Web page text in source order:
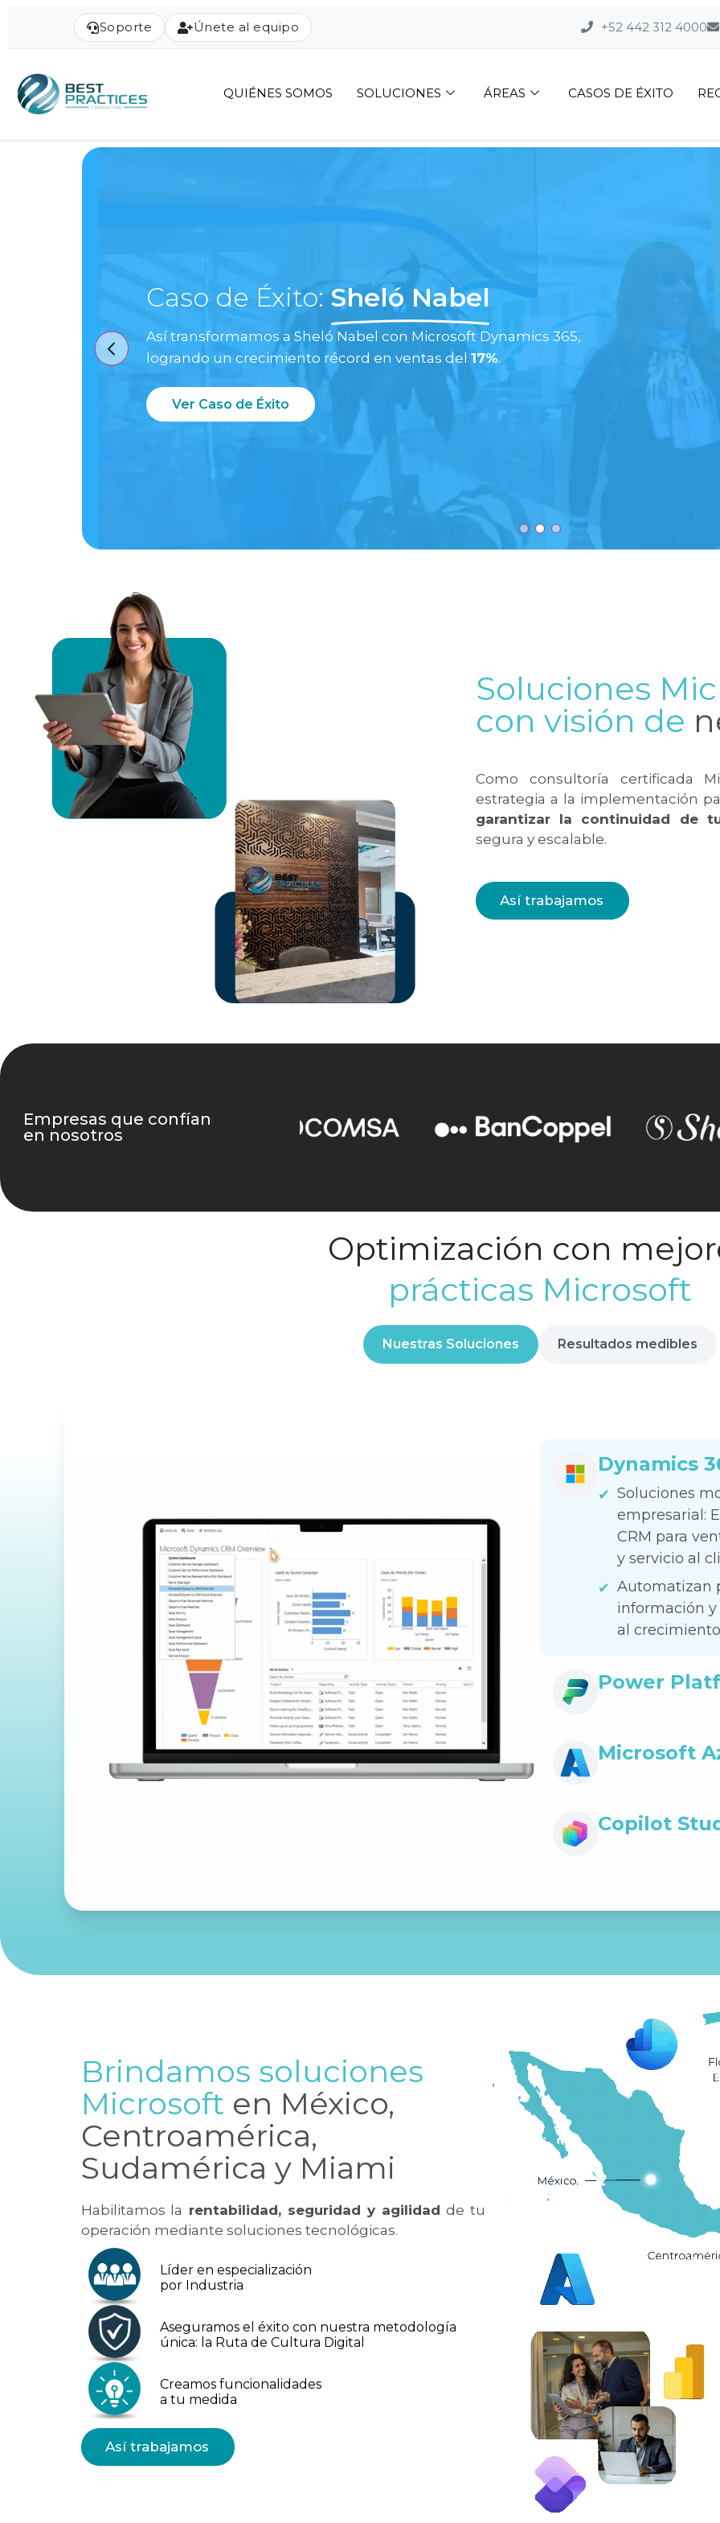
Soporte Únete al equipo +52 442 312 4000
QUIÉNES SOMOS SOLUCIONES ÁREAS CASOS DE ÉXITO
Caso de Éxito: Sheló Nabel
Así transformamos a Sheló Nabel con Microsoft Dynamics 365,
logrando un crecimiento récord en ventas del 17%.
Ver Caso de Éxito
Soluciones
con visión de
Como consultoría certificada
estrategia a la implementación
garantizar la continuidad de
segura y escalable.
Así trabajamos
Empresas que confían
en nosotros
Optimización con
prácticas Microsoft
Nuestras Soluciones Resultados medibles
Dynamics
Soluciones
empresarial:
CRM para
y servicio al
Automatizan
información
al
fiscales,
Power
Microsoft
Copilot
Brindamos soluciones
Microsoft en México,
Centroamérica,
Sudamérica y Miami
Habilitamos la rentabilidad, seguridad y agilidad de tu
operación mediante soluciones tecnológicas.
Líder en especialización
por Industria
Aseguramos el éxito con nuestra metodología
única: la Ruta de Cultura Digital
Creamos funcionalidades
a tu medida
Así trabajamos
Correo empresarial
Nombre de Empresa
¿En qué podemos apoyarte?
He leído y acepto losTérminos